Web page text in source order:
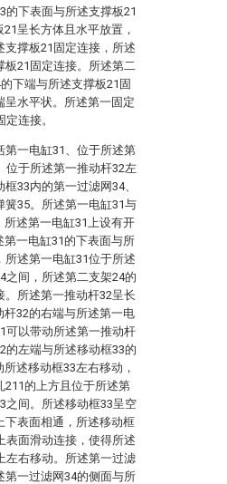
的下表面与所述支撑板21
呈长方体且水平放置，
支撑板21固定连接，所述
板21固定连接。所述第二
下端与所述支撑板21固
呈水平状。所述第一固定
连接。
第一电缸31、位于所述第
位于所述第一推动杆32左
33内的第一过滤网34、
簧35。所述第一电缸31与
述第一电缸31上设有开
一电缸31的下表面与所
述第一电缸31位于所述
之间，所述第二支架24的
所述第一推动杆32呈长
32的右端与所述第一电
可以带动所述第一推动杆
的左端与所述移动框33的
述移动框33左右移动，
211的上方且位于所述第
之间。所述移动框33呈空
下表面相通，所述移动框
表面滑动连接，使得所述
左右移动。所述第一过滤
第一过滤网34的侧面与所